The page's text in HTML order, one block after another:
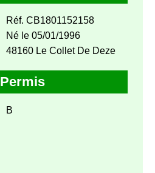
Réf. CB1801152158
Né le 05/01/1996
48160 Le Collet De Deze
Permis
B